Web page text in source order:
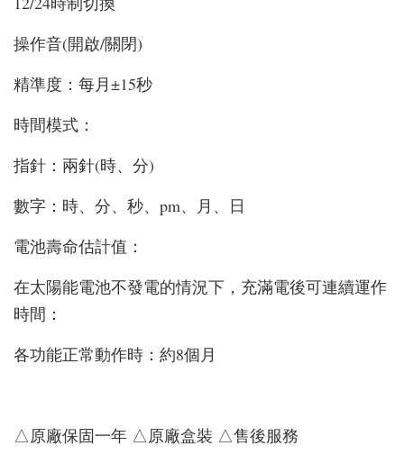
操作音(開啟/關閉)
精準度：每月±15秒
時間模式：
指針：兩針(時、分)
數字：時、分、秒、pm、月、日
電池壽命估計值：
在太陽能電池不發電的情況下，充滿電後可連續運作
時間：
各功能正常動作時：約8個月
△原廠保固一年 △原廠盒裝 △售後服務